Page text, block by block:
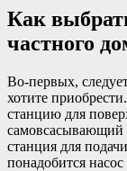
Как
частного
Во-первых,
хотите
станцию для
самовсасывающий
станция для
понадобится